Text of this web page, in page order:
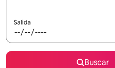
Salida
Buscar